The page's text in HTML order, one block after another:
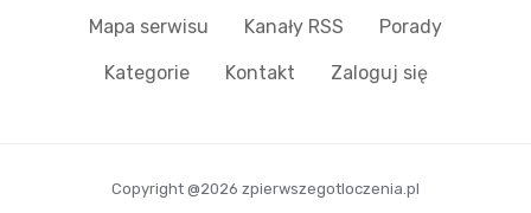
Mapa serwisu Kanały RSS Porady
Kategorie Kontakt Zaloguj się
Copyright @2026 zpierwszegotloczenia.pl